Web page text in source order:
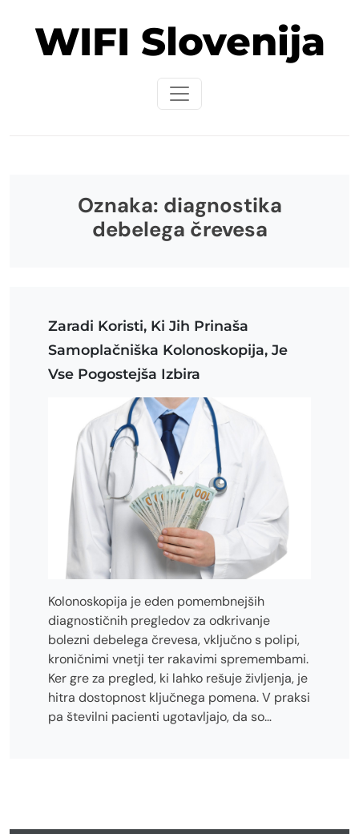
contentWIFI Slovenija
Oznaka: diagnostika
debelega črevesa
Zaradi Koristi, Ki Jih Prinaša
Samoplačniška Kolonoskopija, Je
Vse Pogostejša Izbira
Kolonoskopija je eden pomembnejših
diagnostičnih pregledov za odkrivanje
bolezni debelega črevesa, vključno s polipi,
kroničnimi vnetji ter rakavimi spremembami.
Ker gre za pregled, ki lahko rešuje življenja, je
hitra dostopnost ključnega pomena. V praksi
pa številni pacienti ugotavljajo, da so…